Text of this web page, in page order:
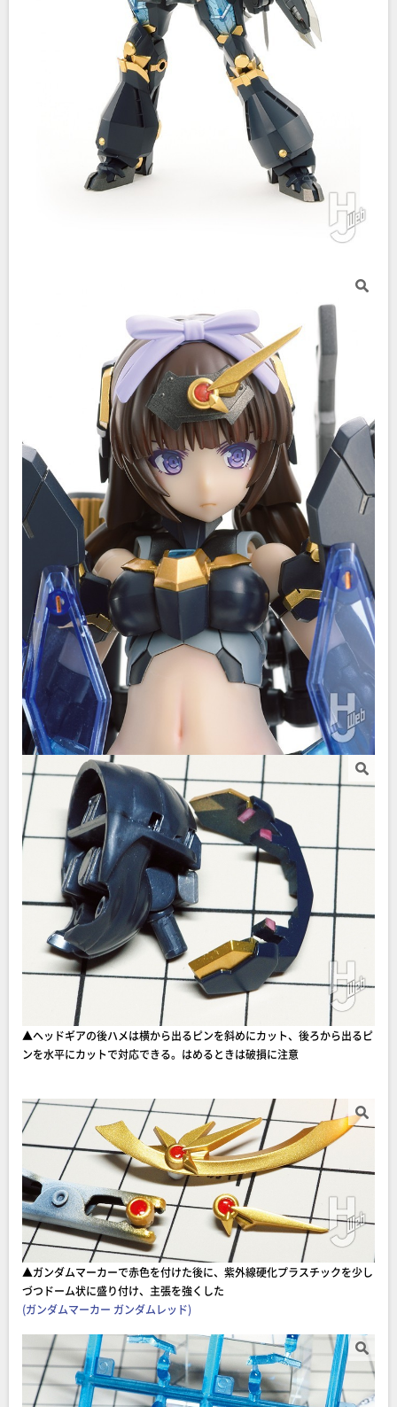
▲ヘッドギアの後ハメは横から出るピンを斜めにカット、後ろから出るピ
ンを水平にカットで対応できる。はめるときは破損に注意
▲ガンダムマーカーで赤色を付けた後に、紫外線硬化プラスチックを少し
づつドーム状に盛り付け、主張を強くした
(ガンダムマーカー ガンダムレッド)